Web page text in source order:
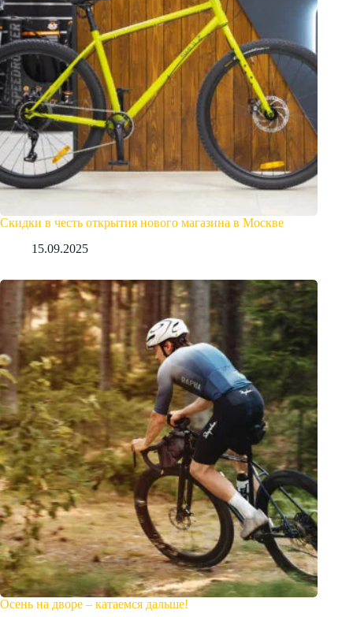
Скидки в честь открытия нового магазина в Москве
15.09.2025
Осень на дворе – катаемся дальше!